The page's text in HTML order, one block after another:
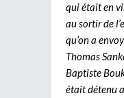
qui était en
au sortir de
qu’on a
Thomas
Baptiste
était détenu